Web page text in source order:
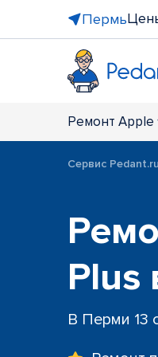
Пермь
Ремонт Apple
Сервис Pedant.ru
Plus
В Перми 13